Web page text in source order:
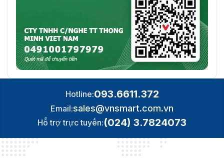
Hotline:093.6611.372
Email:sales@vnsmart.com.vn
Hỗ trợ trực tuyến:(024) 3.7824073